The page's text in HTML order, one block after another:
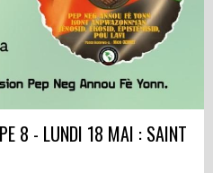
8 - LUNDI 18 MAI : SAINT